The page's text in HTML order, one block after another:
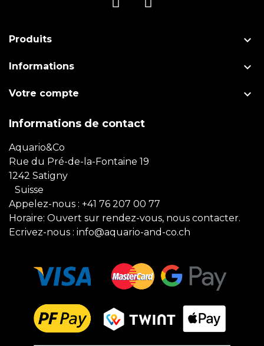
Produits 
Informations 
Votre compte 
Informations de contact
Aquario&Co
Rue du Pré-de-la-Fontaine 19
1242 Satigny
Suisse
Appelez-nous : +41 76 207 00 77
Horaire: Ouvert sur rendez-vous, nous contacter.
Ecrivez-nous : info@aquario-and-co.ch